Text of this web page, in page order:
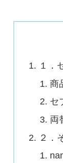
１．
商
セ
両
２．